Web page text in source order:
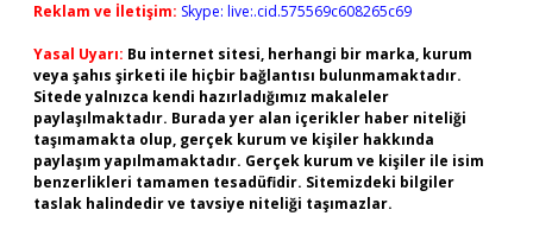
Reklam ve İletişim: Skype: live:.cid.575569c608265c69
Yasal Uyarı: Bu internet sitesi, herhangi bir marka, kurum
veya şahıs şirketi ile hiçbir bağlantısı bulunmamaktadır.
Sitede yalnızca kendi hazırladığımız makaleler
paylaşılmaktadır. Burada yer alan içerikler haber niteliği
taşımamakta olup, gerçek kurum ve kişiler hakkında
paylaşım yapılmamaktadır. Gerçek kurum ve kişiler ile isim
benzerlikleri tamamen tesadüfidir. Sitemizdeki bilgiler
taslak halindedir ve tavsiye niteliği taşımazlar.